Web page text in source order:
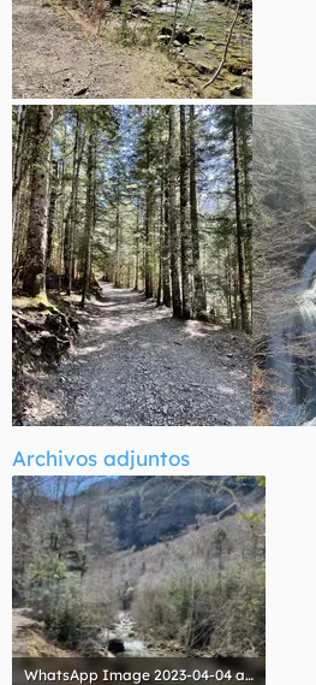
Archivos adjuntos
WhatsApp Image 2023-04-04 at 20.42.37.webp